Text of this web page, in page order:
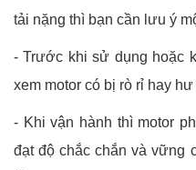
tải nặng thì bạn cần lưu ý
- Trước khi sử dụng hoặc
xem motor có bị rò rỉ hay
- Khi vận hành thì motor
đạt độ chắc chắn và vững